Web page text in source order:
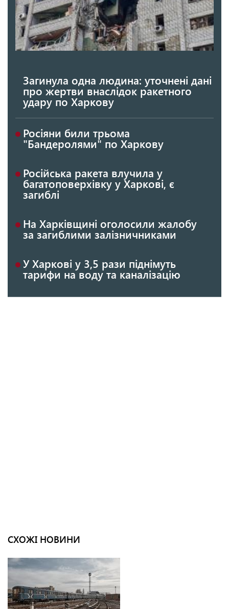
Загинула одна людина: уточнені дані
про жертви внаслідок ракетного
удару по Харкову
Росіяни били трьома
"Бандеролями" по Харкову
Російська ракета влучила у
багатоповерхівку у Харкові, є
загиблі
На Харківщині оголосили жалобу
за загиблими залізничниками
У Харкові у 3,5 рази піднімуть
тарифи на воду та каналізацію
СХОЖІ НОВИНИ